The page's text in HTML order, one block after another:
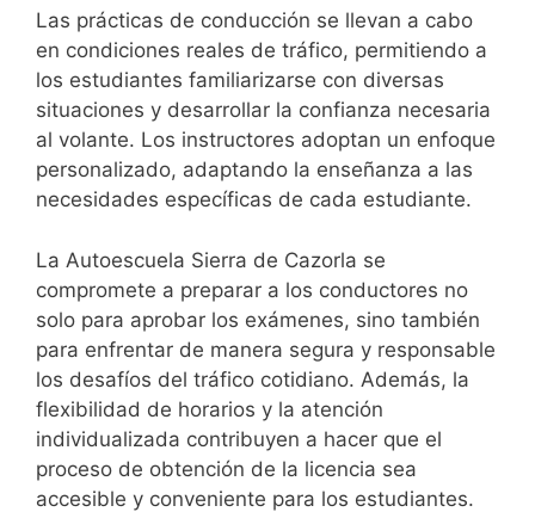
Las prácticas de conducción se llevan a cabo
en condiciones reales de tráfico, permitiendo a
los estudiantes familiarizarse con diversas
situaciones y desarrollar la confianza necesaria
al volante. Los instructores adoptan un enfoque
personalizado, adaptando la enseñanza a las
necesidades específicas de cada estudiante.
La Autoescuela Sierra de Cazorla se
compromete a preparar a los conductores no
solo para aprobar los exámenes, sino también
para enfrentar de manera segura y responsable
los desafíos del tráfico cotidiano. Además, la
flexibilidad de horarios y la atención
individualizada contribuyen a hacer que el
proceso de obtención de la licencia sea
accesible y conveniente para los estudiantes.